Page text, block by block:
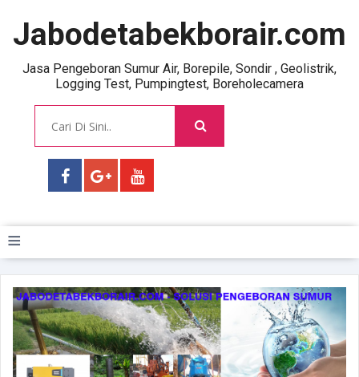
Jabodetabekborair.com
Jasa Pengeboran Sumur Air, Borepile, Sondir , Geolistrik,
Logging Test, Pumpingtest, Boreholecamera
≡